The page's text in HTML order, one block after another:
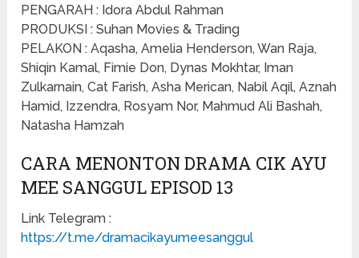
PENGARAH : Idora Abdul Rahman
PRODUKSI : Suhan Movies & Trading
PELAKON : Aqasha, Amelia Henderson, Wan Raja,
Shiqin Kamal, Fimie Don, Dynas Mokhtar, Iman
Zulkarnain, Cat Farish, Asha Merican, Nabil Aqil, Aznah
Hamid, Izzendra, Rosyam Nor, Mahmud Ali Bashah,
Natasha Hamzah
CARA MENONTON DRAMA CIK AYU
MEE SANGGUL EPISOD 13
Link Telegram :
https://t.me/dramacikayumeesanggul